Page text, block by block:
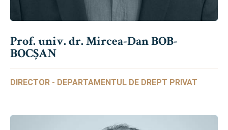
Prof. univ. dr. Mircea-Dan BOB-
BOCȘAN
DIRECTOR - DEPARTAMENTUL DE DREPT PRIVAT